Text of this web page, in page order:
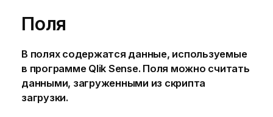
Поля
В полях содержатся данные, используемые
в программе Qlik Sense. Поля можно считать
данными, загруженными из скрипта
загрузки.